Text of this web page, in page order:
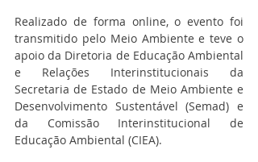
Realizado de forma online, o evento foi
transmitido pelo Meio Ambiente e teve o
apoio da Diretoria de Educação Ambiental
e Relações Interinstitucionais da
Secretaria de Estado de Meio Ambiente e
Desenvolvimento Sustentável (Semad) e
da Comissão Interinstitucional de
Educação Ambiental (CIEA).